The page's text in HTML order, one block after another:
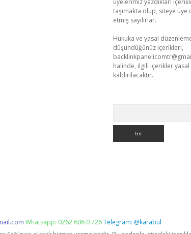
üyelerimiz yazdıkları
taşımakta olup, siteye
etmiş sayılırlar.
Hukuka ve yasal
düşündüğünüz içerikleri,
halinde, ilgili içerikler
kaldırılacaktır.
Whatsapp: 0262 606 0 726Telegram: @karabul